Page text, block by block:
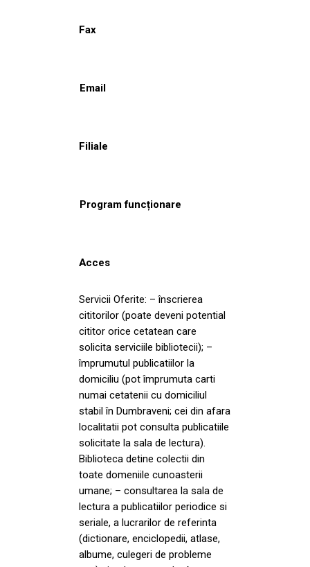
Fax
Email
Filiale
Program funcționare
Acces
Servicii Oferite: – înscrierea
cititorilor (poate deveni potential
cititor orice cetatean care
solicita serviciile bibliotecii); –
împrumutul publicatiilor la
domiciliu (pot împrumuta carti
numai cetatenii cu domiciliul
stabil în Dumbraveni; cei din afara
localitatii pot consulta publicatiile
solicitate la sala de lectura).
Biblioteca detine colectii din
toate domeniile cunoasterii
umane; – consultarea la sala de
lectura a publicatiilor periodice si
seriale, a lucrarilor de referinta
(dictionare, enciclopedii, atlase,
albume, culegeri de probleme